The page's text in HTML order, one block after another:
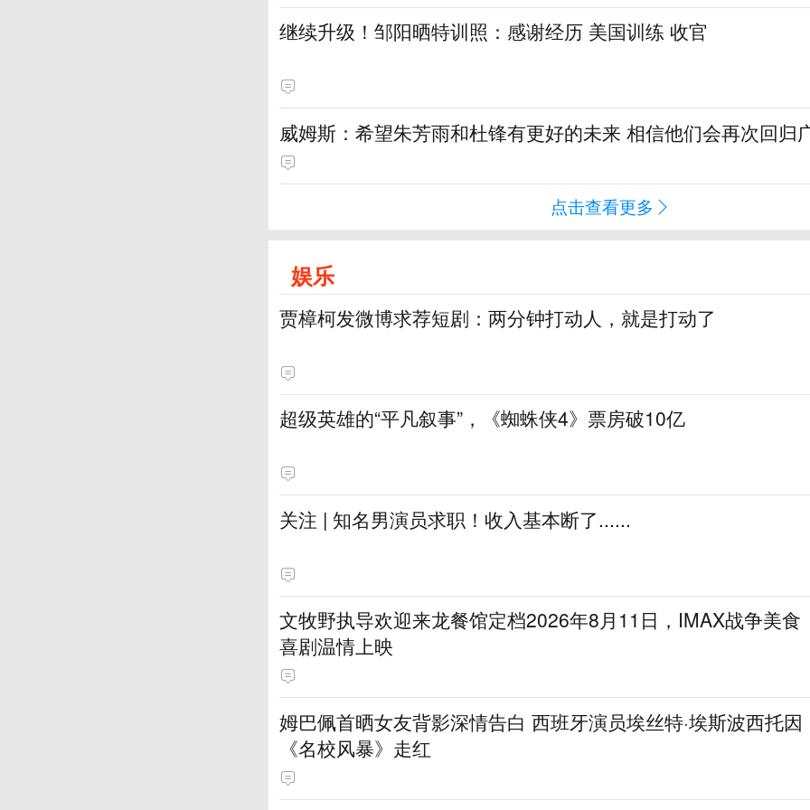
继续升级！邹阳晒特训照：感谢经历 美国训练 收官
威姆斯：希望朱芳雨和杜锋有更好的未来 相信他们会再次回归
点击查看更多
娱乐
贾樟柯发微博求荐短剧：两分钟打动人，就是打动了
超级英雄的“平凡叙事”，《蜘蛛侠4》票房破10亿
关注 | 知名男演员求职！收入基本断了......
文牧野执导欢迎来龙餐馆定档2026年8月11日，IMAX战争美食
喜剧温情上映
姆巴佩首晒女友背影深情告白 西班牙演员埃丝特·埃斯波西托因
《名校风暴》走红